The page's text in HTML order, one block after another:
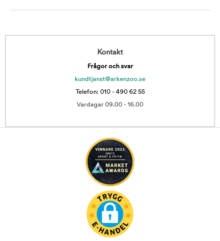
Kontakt
Frågor och svar
kundtjanst@arkenzoo.se
Telefon: 010 - 490 62 55
Vardagar 09.00 - 16.00